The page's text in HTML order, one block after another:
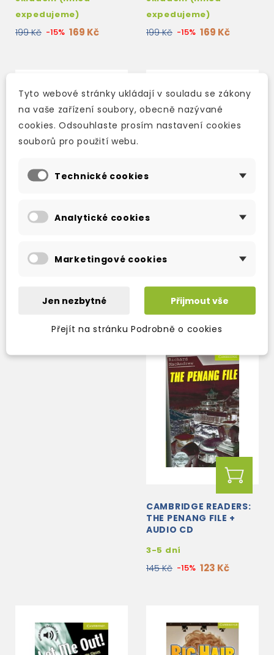
expedujeme)
199 Kč -15% 169 Kč
expedujeme)
199 Kč -15% 169 Kč
A DEATH IN OXFORD +
AUDIO DOWNLOAD
expedujeme)
AUDIO DOWNLOAD
199 Kč -15% 169 Kč
CAMBRIDGE READERS:
THE PENANG FILE +
AUDIO CD
3-5 dní
145 Kč -15% 123 Kč
Tyto webové stránky ukládají v souladu se zákony
na vaše zařízení soubory, obecně nazývané
cookies. Odsouhlaste prosím nastavení cookies
souborů pro použití webu.
Technické cookies
Analytické cookies
Marketingové cookies
Jen nezbytné Přijmout vše
Přejít na stránku Podrobně o cookies